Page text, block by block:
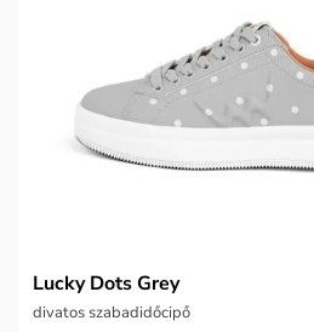
Lucky Dots Grey
divatos szabadidőcipő